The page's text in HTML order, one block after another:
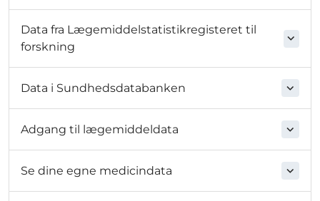
Data fra Lægemiddelstatistikregisteret til
forskning
Data i Sundhedsdatabanken
Adgang til lægemiddeldata
Se dine egne medicindata